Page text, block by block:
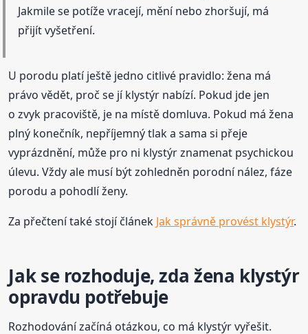
Jakmile se potíže vracejí, mění nebo zhoršují, má
přijít vyšetření.
U porodu platí ještě jedno citlivé pravidlo: žena má
právo vědět, proč se jí klystýr nabízí. Pokud jde jen
o zvyk pracoviště, je na místě domluva. Pokud má žena
plný konečník, nepříjemný tlak a sama si přeje
vyprázdnění, může pro ni klystýr znamenat psychickou
úlevu. Vždy ale musí být zohledněn porodní nález, fáze
porodu a pohodlí ženy.
Za přečtení také stojí článek Jak správně provést klystýr.
Jak se rozhoduje, zda žena klystýr
opravdu potřebuje
Rozhodování začíná otázkou, co má klystýr vyřešit.